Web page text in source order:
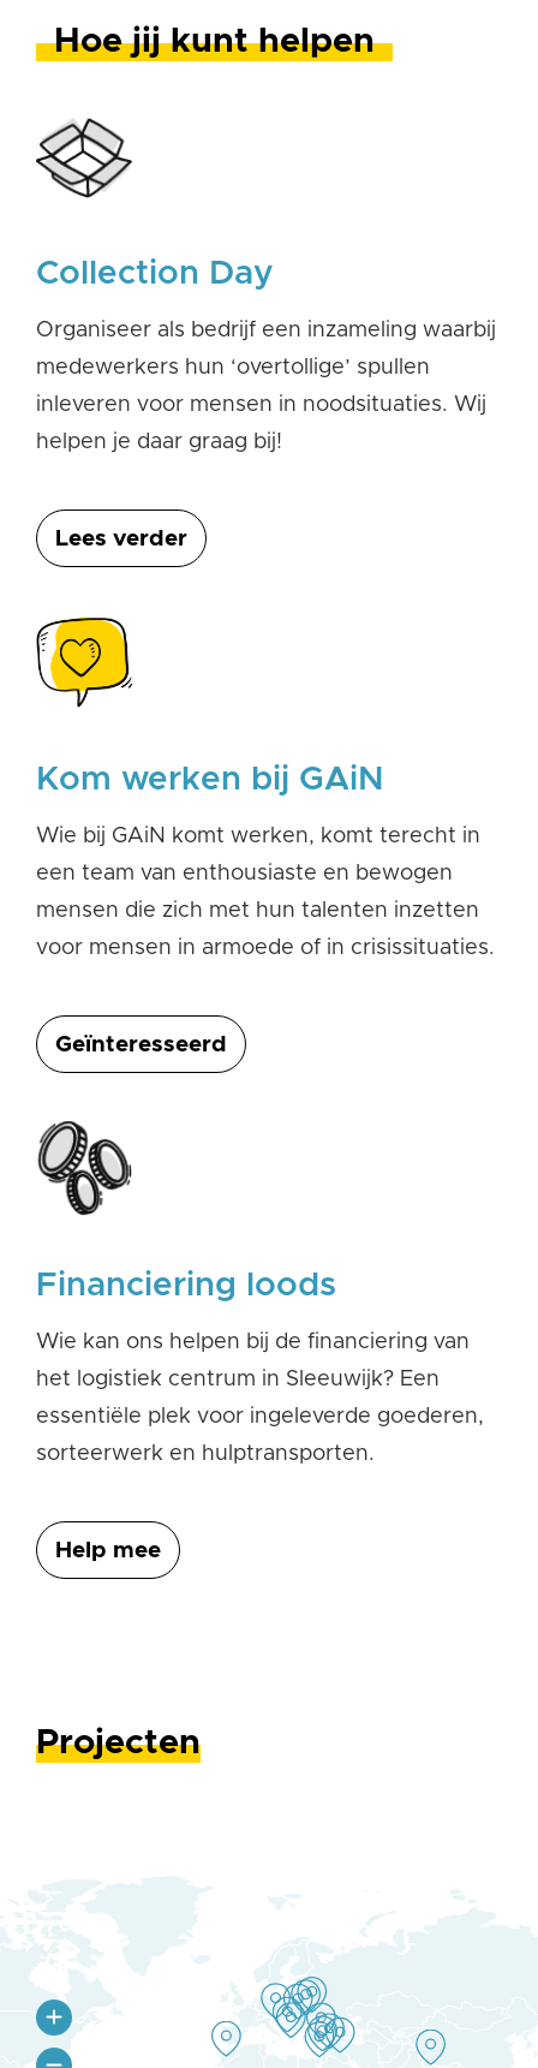
Hoe jij kunt helpen
Collection Day
Organiseer als bedrijf een inzameling waarbij
medewerkers hun ‘overtollige’ spullen
inleveren voor mensen in noodsituaties. Wij
helpen je daar graag bij!
Lees verder
Kom werken bij GAiN
Wie bij GAiN komt werken, komt terecht in
een team van enthousiaste en bewogen
mensen die zich met hun talenten inzetten
voor mensen in armoede of in crisissituaties.
Geïnteresseerd
Financiering loods
Wie kan ons helpen bij de financiering van
het logistiek centrum in Sleeuwijk? Een
essentiële plek voor ingeleverde goederen,
sorteerwerk en hulptransporten.
Help mee
Projecten